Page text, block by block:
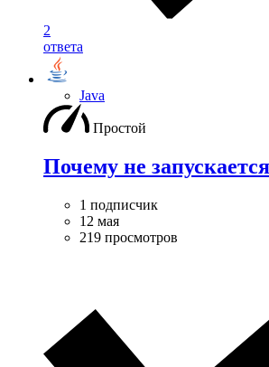
2
ответа
Java
Простой
Почему не
1 подписчик
12 мая
219 просмотров